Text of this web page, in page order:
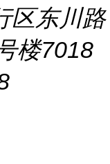
区东川路
楼7018